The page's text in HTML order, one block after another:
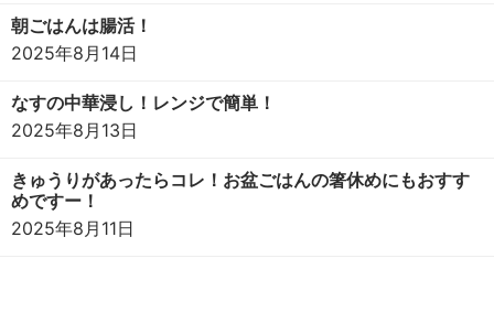
朝ごはんは腸活！
2025年8月14日
なすの中華浸し！レンジで簡単！
2025年8月13日
きゅうりがあったらコレ！お盆ごはんの箸休めにもおすす
めですー！
2025年8月11日